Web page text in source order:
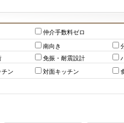
仲介手数料ゼロ
南向き
免振・耐震設計
チン 対面キッチン